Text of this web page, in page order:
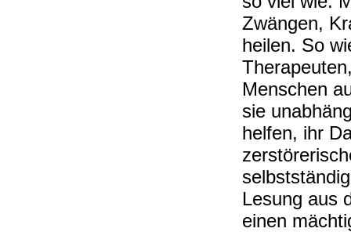
Zwängen,
heilen. So
Menschen
sie
helfen, ihr
Lesung aus
einen